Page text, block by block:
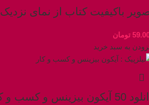
باکیفیت کتاب از نمای نزدیک
تومان
به سبد خرید